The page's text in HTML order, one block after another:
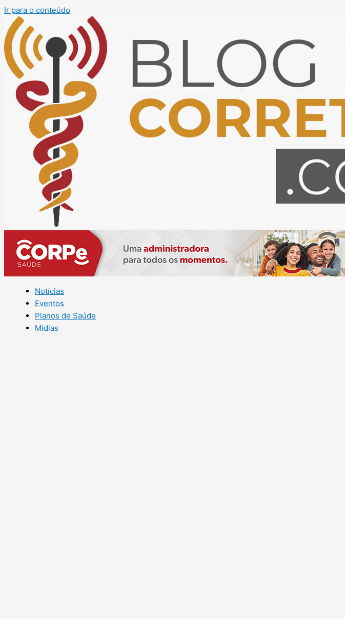
Ir para o conteúdo
Notícias
Eventos
Planos de Saúde
Mídias